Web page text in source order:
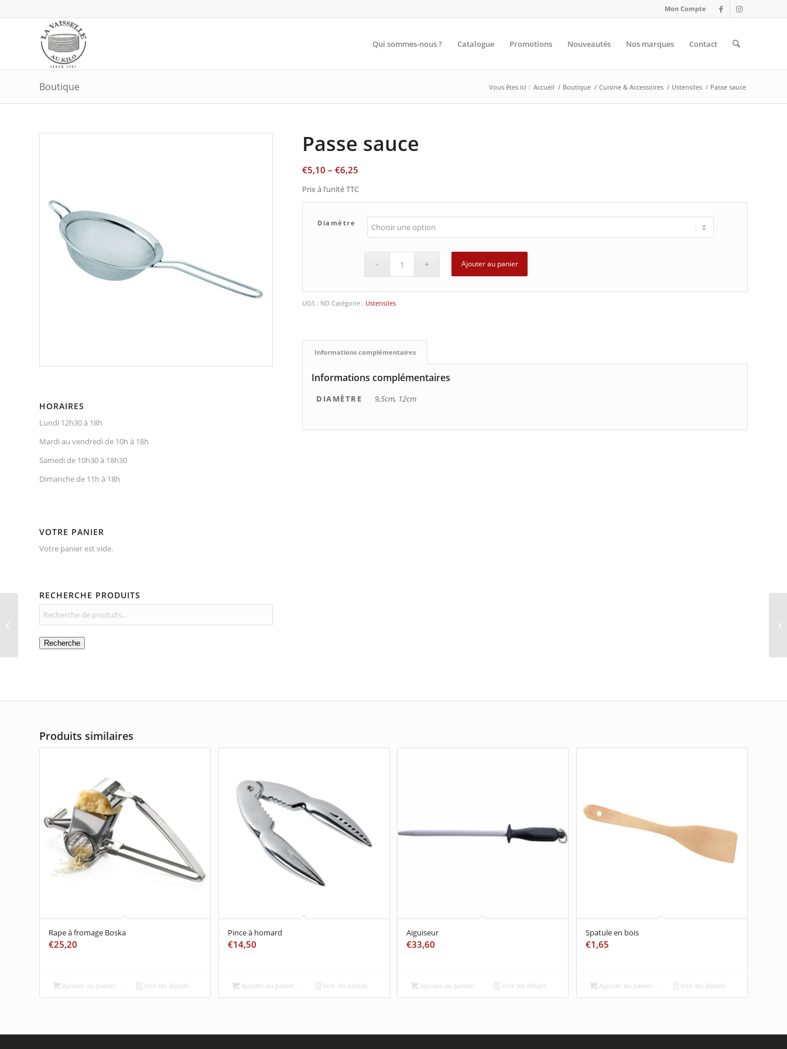
Mon Compte
Qui sommes-nous ? Catalogue Promotions Nouveautés Nos marques Contact
Boutique Vous êtes ici : Accueil / Boutique / Cuisine & Accessoires / Ustensiles / Passe sauce
HORAIRES
Lundi 12h30 à 18h
Mardi au vendredi de 10h à 18h
Samedi de 10h30 à 18h30
Dimanche de 11h à 18h
VOTRE PANIER
Votre panier est vide.
RECHERCHE PRODUITS
Recherche
Passe sauce
€5,10 –€6,25
Prix à l’unité TTC
Diamètre
Ajouter au panier
UGS : ND Catégorie : Ustensiles
Informations complémentaires
Informations complémentaires
DIAMÈTRE 9,5cm, 12cm
Produits similaires
Rape à fromage Boska
€25,20
Ajouter au panier Voir les détails
Pince à homard
€14,50
Ajouter au panier Voir les détails
Aiguiseur
€33,60
Ajouter au panier Voir les détails
Spatule en bois
€1,65
Ajouter au panier Voir les détails
Chinois